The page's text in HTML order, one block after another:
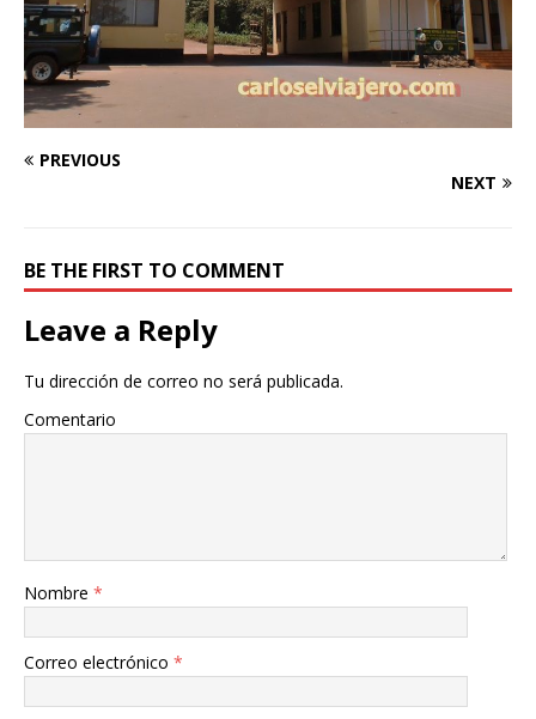
PREVIOUS
NEXT
BE THE FIRST TO COMMENT
Leave a Reply
Tu dirección de correo no será publicada.
Comentario
Nombre *
Correo electrónico *